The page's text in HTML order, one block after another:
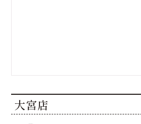
大宮店